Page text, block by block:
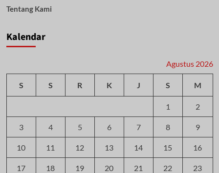
1445H,
Gratis!
Tentang Kami
Kalendar
Agustus 2026
S S R K J S M
1 2
3 4 5 6 7 8 9
10 11 12 13 14 15 16
17 18 19 20 21 22 23